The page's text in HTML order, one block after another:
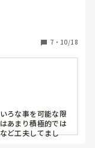
またケンカが始ま
言う利用者さん、
ですがあちこちで
ています。他のデ
か？入った頃は穏
離す、時間が経て
定になる、などあ
7 ・ 10/18
ろな事を可能な限
あまり積極的では
ど工夫してまし